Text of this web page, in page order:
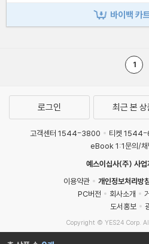
바이백 카
1
로그인 최근 본 상
고객센터 1544-3800 티켓
eBook 1:1문의/채
예스이십사(주) 사업
이용약관
개인정보처리방
PC버전
회사소개
도서홍보
Copyright © YES24 Corp.
MATOM6